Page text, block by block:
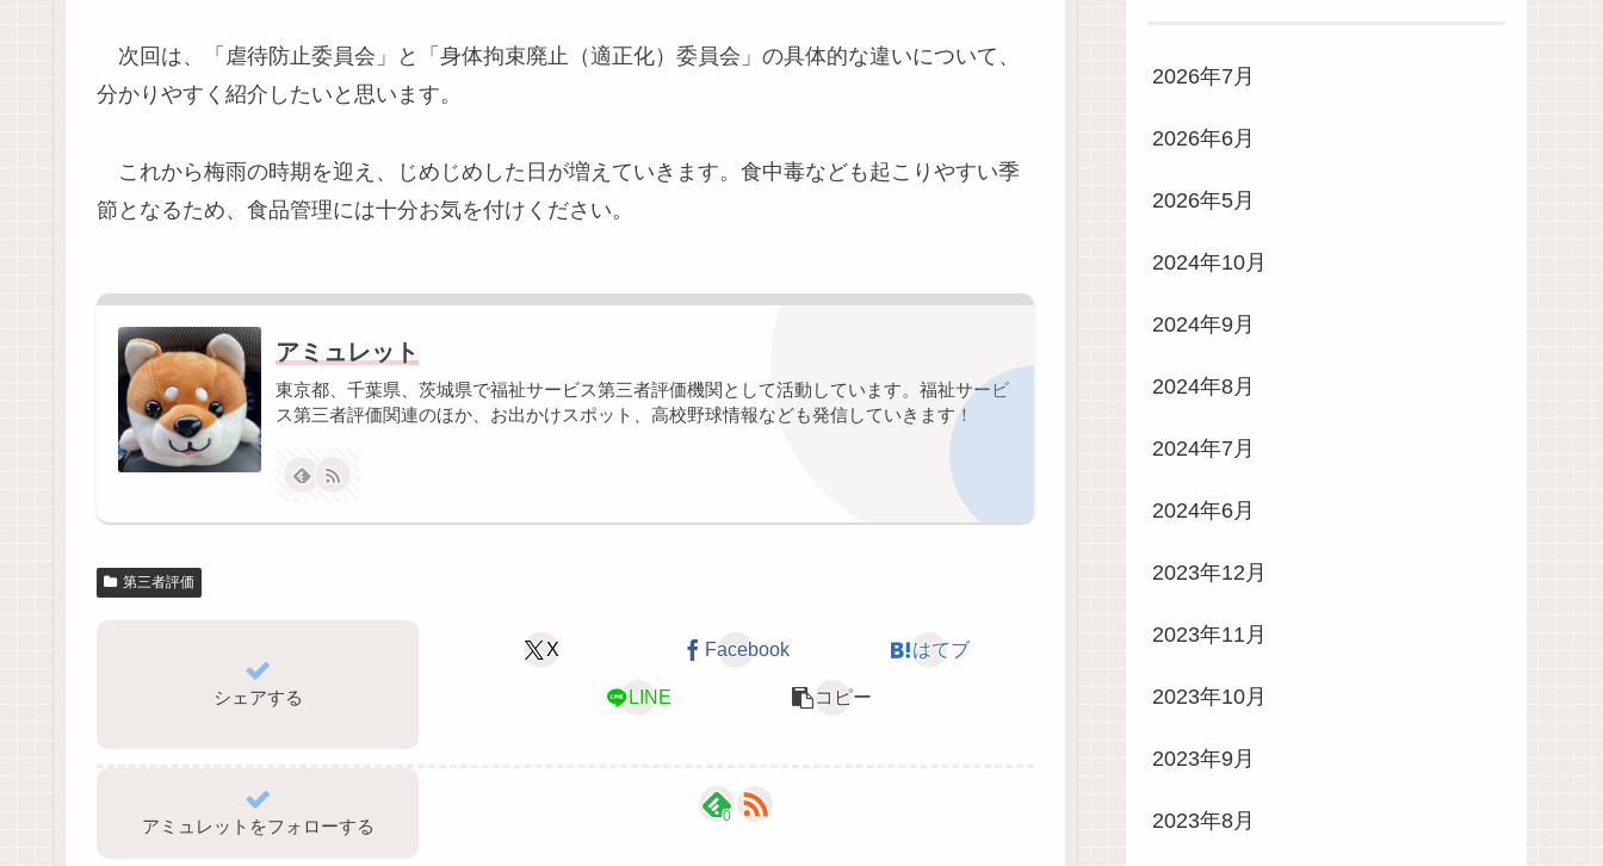
次回は、「虐待防止委員会」と「身体拘束廃止（適正化）委員会」の具体的な違いについて、
分かりやすく紹介したいと思います。
これから梅雨の時期を迎え、じめじめした日が増えていきます。食中毒なども起こりやすい季
節となるため、食品管理には十分お気を付けください。
アミュレット
東京都、千葉県、茨城県で福祉サービス第三者評価機関として活動しています。福祉サービ
ス第三者評価関連のほか、お出かけスポット、高校野球情報なども発信していきます！
第三者評価
シェアする
X Facebook はてブ
LINE コピー
アミュレットをフォローする
0
2026年7月
2026年6月
2026年5月
2024年10月
2024年9月
2024年8月
2024年7月
2024年6月
2023年12月
2023年11月
2023年10月
2023年9月
2023年8月